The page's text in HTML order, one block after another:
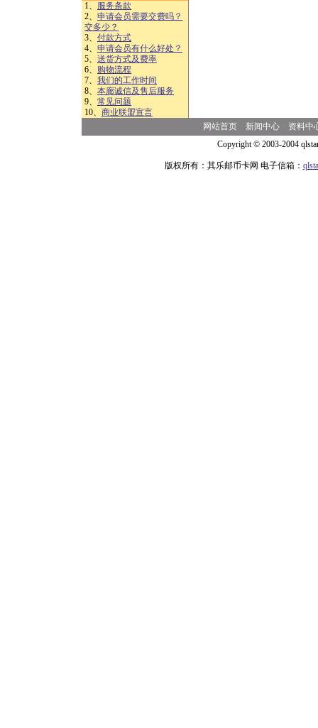
1、 服务条款
2、 申请会员需要交费吗？
交多少？
3、 付款方式
4、 申请会员有什么好处？
5、 送货方式及费率
6、 购物流程
7、 我们的工作时间
8、 本廊诚信及售后服务
9、 常见问题
10、 商业联盟宣言
网站首页 新闻中心
资料中
Copyright © 2003-2004
版权所有：其乐邮币卡网 电子信箱：